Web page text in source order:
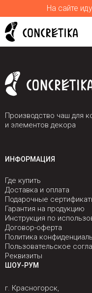
На сайте
Производство чаш для
и элементов декора
ИНФОРМАЦИЯ
Где купить
Доставка и оплата
Подарочные
Гарантия на продукцию
Инструкция по
Договор-оферта
Политика
Пользовательское
Реквизиты
ШОУ-РУМ
г. Красногорск,